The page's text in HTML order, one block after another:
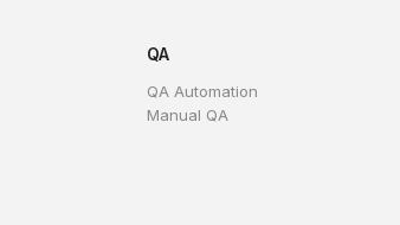
QA
QA Automation
Manual QA